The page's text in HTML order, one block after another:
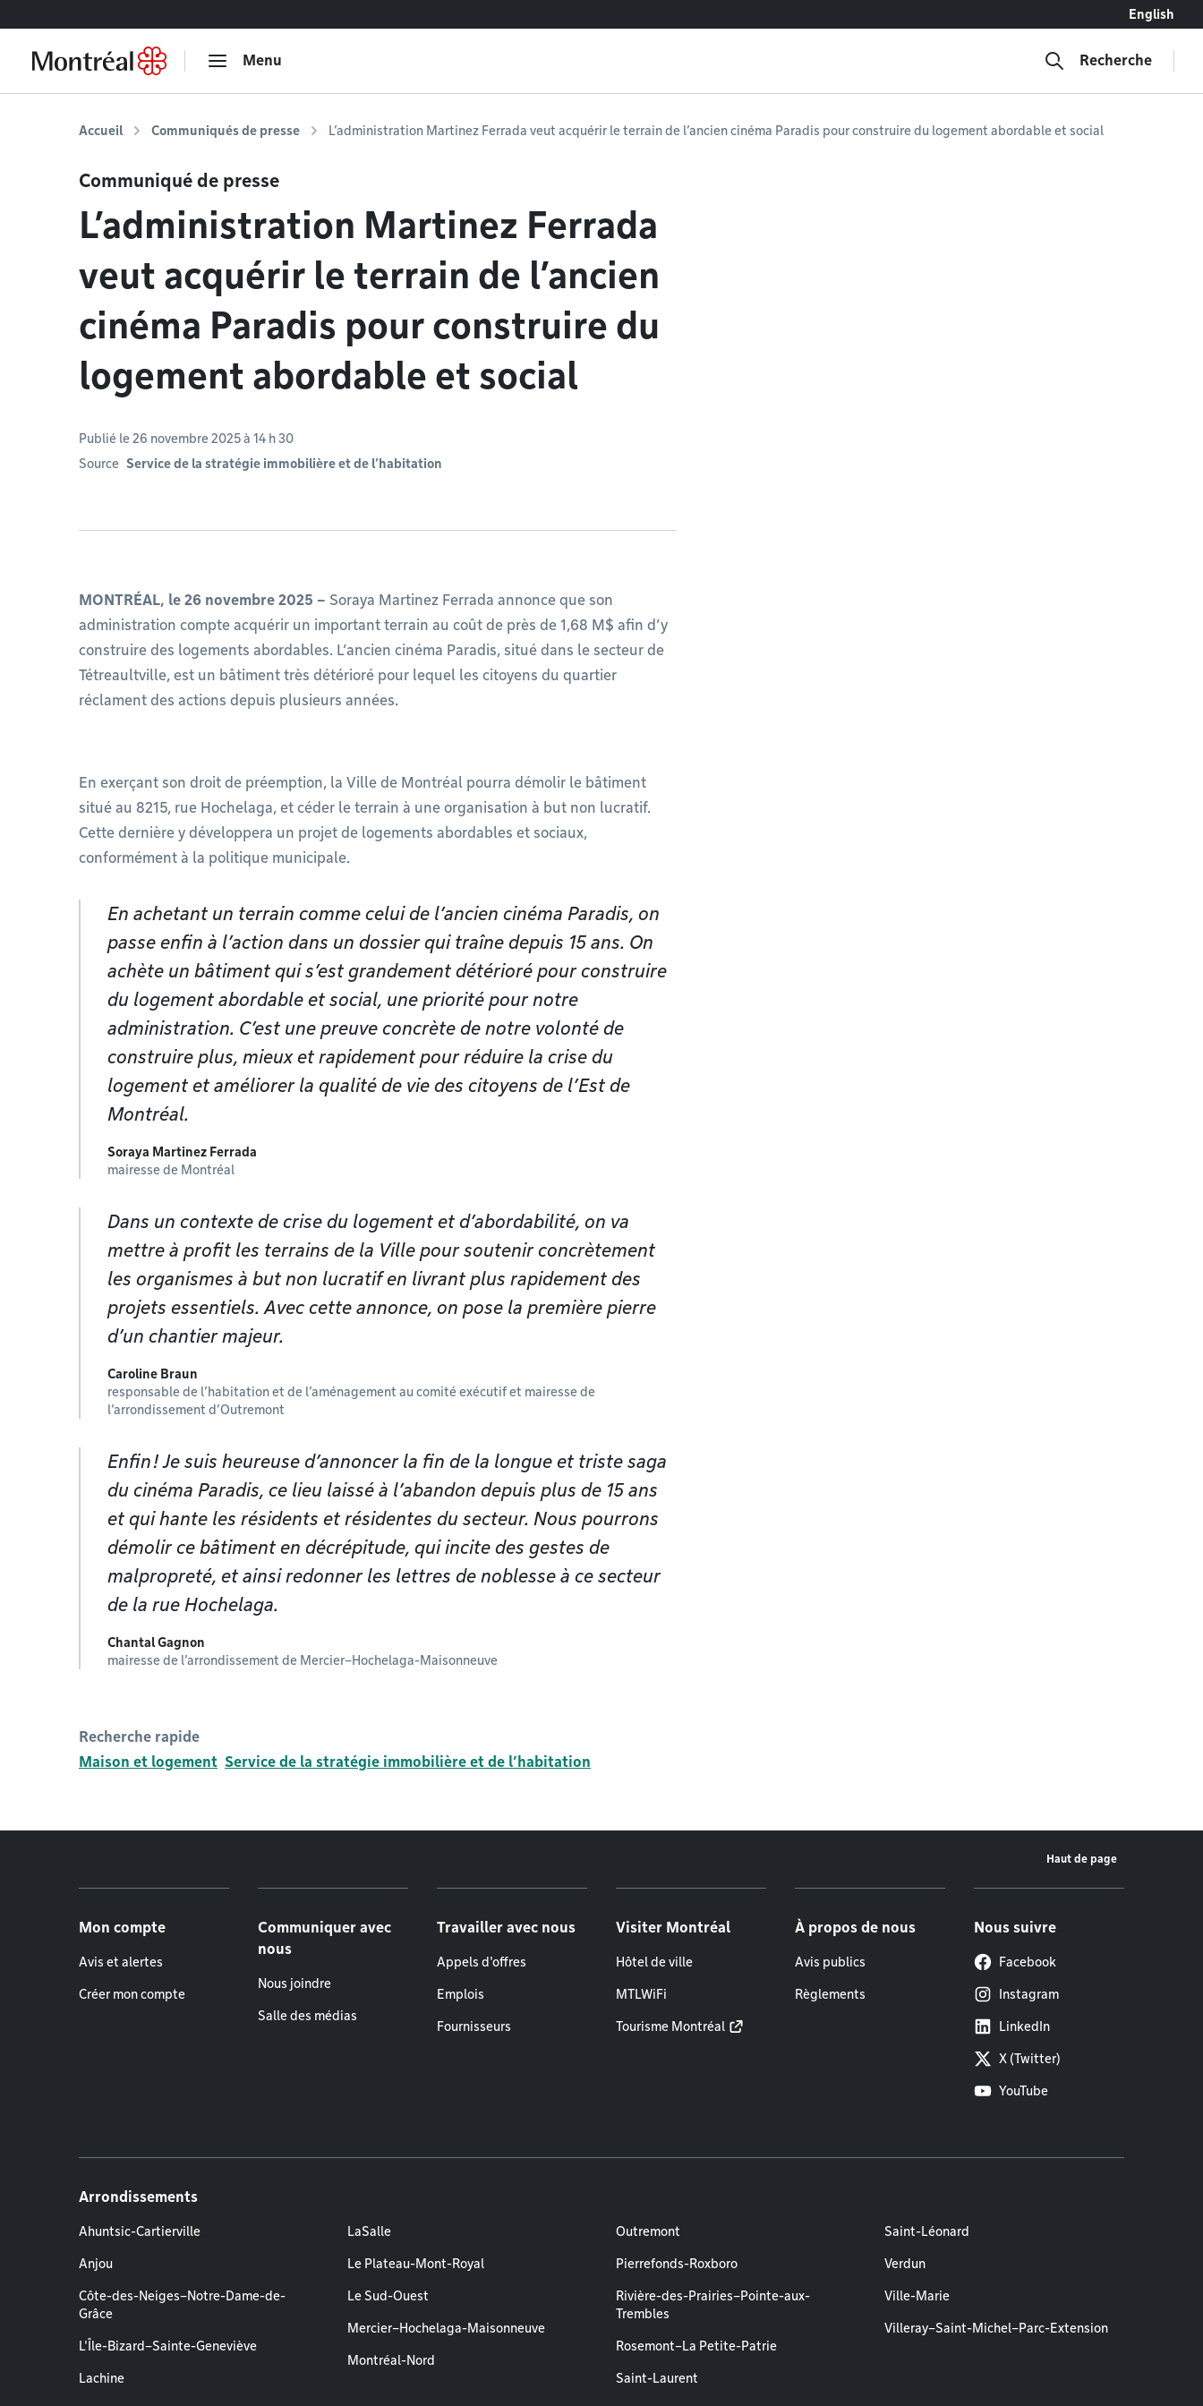
English
Menu Recherche
Accueil Communiqués de presse L’administration Martinez Ferrada veut acquérir le terrain de l’ancien cinéma Paradis pour construire du logement abordable et social
Communiqué de presse
L’administration Martinez Ferrada
veut acquérir le terrain de l’ancien
cinéma Paradis pour construire du
logement abordable et social
Publié le 26 novembre 2025 à 14 h 30
Source Service de la stratégie immobilière et de l’habitation
MONTRÉAL, le 26 novembre 2025 – Soraya Martinez Ferrada annonce que son
administration compte acquérir un important terrain au coût de près de 1,68 M$ afin d’y
construire des logements abordables. L’ancien cinéma Paradis, situé dans le secteur de
Tétreaultville, est un bâtiment très détérioré pour lequel les citoyens du quartier
réclament des actions depuis plusieurs années.
En exerçant son droit de préemption, la Ville de Montréal pourra démolir le bâtiment
situé au 8215, rue Hochelaga, et céder le terrain à une organisation à but non lucratif.
Cette dernière y développera un projet de logements abordables et sociaux,
conformément à la politique municipale.
En achetant un terrain comme celui de l’ancien cinéma Paradis, on
passe enfin à l’action dans un dossier qui traîne depuis 15 ans. On
achète un bâtiment qui s’est grandement détérioré pour construire
du logement abordable et social, une priorité pour notre
administration. C’est une preuve concrète de notre volonté de
construire plus, mieux et rapidement pour réduire la crise du
logement et améliorer la qualité de vie des citoyens de l’Est de
Montréal.
Soraya Martinez Ferrada
mairesse de Montréal
Dans un contexte de crise du logement et d’abordabilité, on va
mettre à profit les terrains de la Ville pour soutenir concrètement
les organismes à but non lucratif en livrant plus rapidement des
projets essentiels. Avec cette annonce, on pose la première pierre
d’un chantier majeur.
Caroline Braun
responsable de l’habitation et de l’aménagement au comité exécutif et mairesse de
l’arrondissement d’Outremont
Enfin ! Je suis heureuse d’annoncer la fin de la longue et triste saga
du cinéma Paradis, ce lieu laissé à l’abandon depuis plus de 15 ans
et qui hante les résidents et résidentes du secteur. Nous pourrons
démolir ce bâtiment en décrépitude, qui incite des gestes de
malpropreté, et ainsi redonner les lettres de noblesse à ce secteur
de la rue Hochelaga.
Chantal Gagnon
mairesse de l’arrondissement de Mercier–Hochelaga-Maisonneuve
Recherche rapide
Maison et logement Service de la stratégie immobilière et de l’habitation
Haut de page
Mon compte
Avis et alertes
Créer mon compte
Communiquer avec
nous
Nous joindre
Salle des médias
Travailler avec nous
Appels d'offres
Emplois
Fournisseurs
Visiter Montréal
Hôtel de ville
MTLWiFi
Tourisme Montréal
À propos de nous
Avis publics
Règlements
Nous suivre
Facebook
Instagram
LinkedIn
X (Twitter)
YouTube
Arrondissements
Ahuntsic-Cartierville
Anjou
Côte-des-Neiges–Notre-Dame-de-
Grâce
L'Île-Bizard–Sainte-Geneviève
Lachine
LaSalle
Le Plateau-Mont-Royal
Le Sud-Ouest
Mercier–Hochelaga-Maisonneuve
Montréal-Nord
Outremont
Pierrefonds-Roxboro
Rivière-des-Prairies–Pointe-aux-
Trembles
Rosemont–La Petite-Patrie
Saint-Laurent
Saint-Léonard
Verdun
Ville-Marie
Villeray–Saint-Michel–Parc-Extension